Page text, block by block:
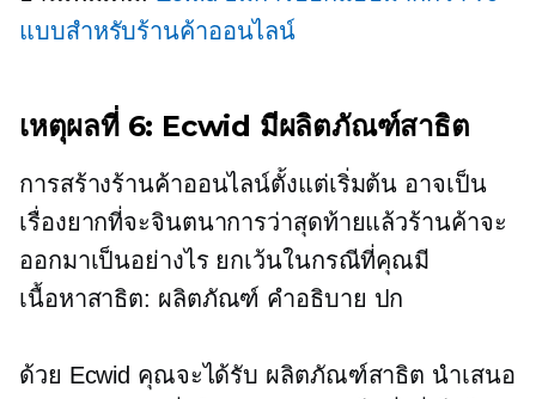
แบบสำหรับร้านค้าออนไลน์
เหตุผลที่ 6: Ecwid มีผลิตภัณฑ์สาธิต
การสร้างร้านค้าออนไลน์ตั้งแต่เริ่มต้น อาจเป็น
เรื่องยากที่จะจินตนาการว่าสุดท้ายแล้วร้านค้าจะ
ออกมาเป็นอย่างไร ยกเว้นในกรณีที่คุณมี
เนื้อหาสาธิต: ผลิตภัณฑ์ คำอธิบาย ปก
ด้วย Ecwid คุณจะได้รับ ผลิตภัณฑ์สาธิต นำเสนอ